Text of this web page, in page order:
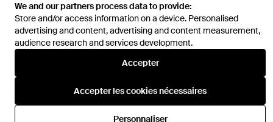
We and our partners process data to provide:
Store and/or access information on a device. Personalised
advertising and content, advertising and content measurement,
audience research and services development.
Accepter
Accepter les cookies nécessaires
Personnaliser